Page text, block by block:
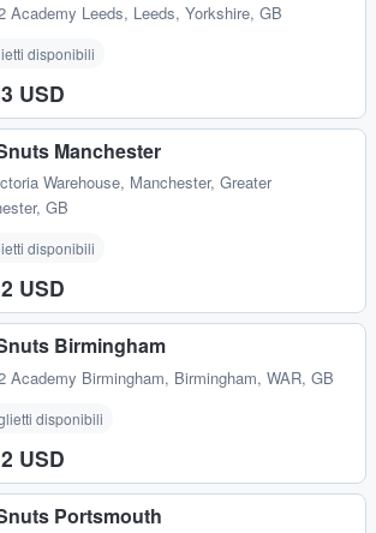
Academy Leeds, Leeds, Yorkshire, GB
disponibili
USD
Manchester
Warehouse, Manchester, Greater
GB
disponibili
USD
Birmingham
Academy Birmingham, Birmingham, WAR, GB
disponibili
USD
Portsmouth